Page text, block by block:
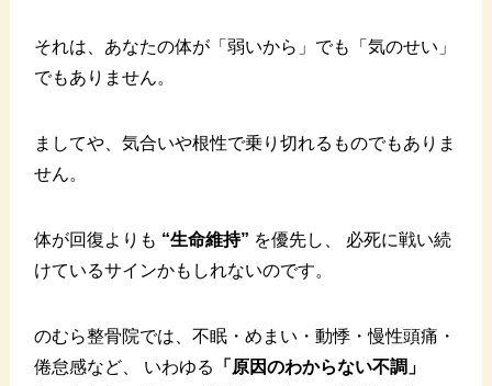
それは、あなたの体が「弱いから」でも「気のせい」
でもありません。
ましてや、気合いや根性で乗り切れるものでもありま
せん。
体が回復よりも “生命維持” を優先し、 必死に戦い続
けているサインかもしれないのです。
のむら整骨院では、不眠・めまい・動悸・慢性頭痛・
倦怠感など、 いわゆる
「原因のわからない不調」